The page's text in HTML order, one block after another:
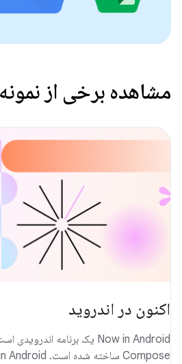
مشاهده برخی از
اکنون در اندروید